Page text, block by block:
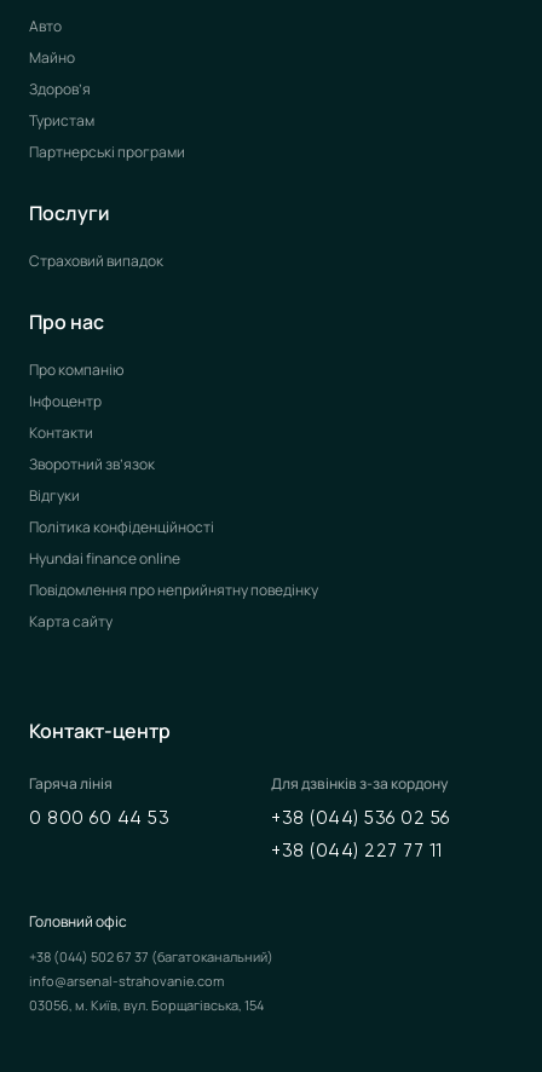
Авто
Майно
Здоров’я
Туристам
Партнерські програми
Послуги
Страховий випадок
Про нас
Про компанію
Інфоцентр
Контакти
Зворотний зв’язок
Відгуки
Політика конфіденційності
Hyundai finance online
Повідомлення про неприйнятну поведінку
Карта сайту
Контакт-центр
Гаряча лінія
0 800 60 44 53
Для дзвінків з-за кордону
+38 (044) 536 02 56
+38 (044) 227 77 11
Головний офіс
+38 (044) 502 67 37 (багатоканальний)
info@arsenal-strahovanie.com
03056, м. Київ, вул. Борщагівська, 154